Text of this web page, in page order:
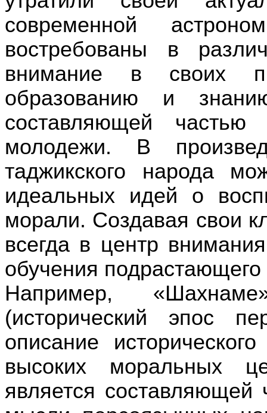
современной
востребованы в
внимание в своих
образованию и
составляющей частью
молодежи. В
таджикского народа
идеальных идей о
морали. Создавая свои
всегда в центр
обучения подрастающего
Например,
(исторический эпос
описание
высоких моральных
является составляющей